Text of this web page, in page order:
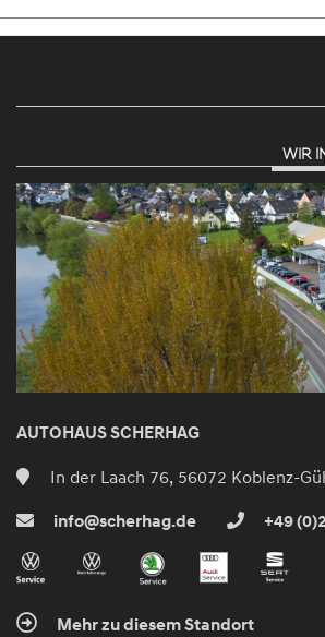
WIR
AUTOHAUS SCHERHAG
In der Laach 76, 56072 Koblenz-
info@scherhag.de +49
Mehr zu diesem Standort